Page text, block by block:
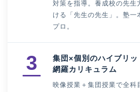
対策を指導。養成校の先生
ける「先生の先生」。塾一
プロ。
3
集団×個別のハイブリッ
網羅カリキュラム
映像授業＋集団授業で全科